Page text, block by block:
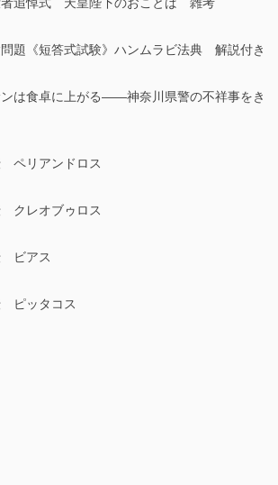
題《短答式試験》ハンムラビ法典 解説付き
は食卓に上がる――神奈川県警の不祥事をき
ペリアンドロス
クレオブゥロス
ビアス
ピッタコス